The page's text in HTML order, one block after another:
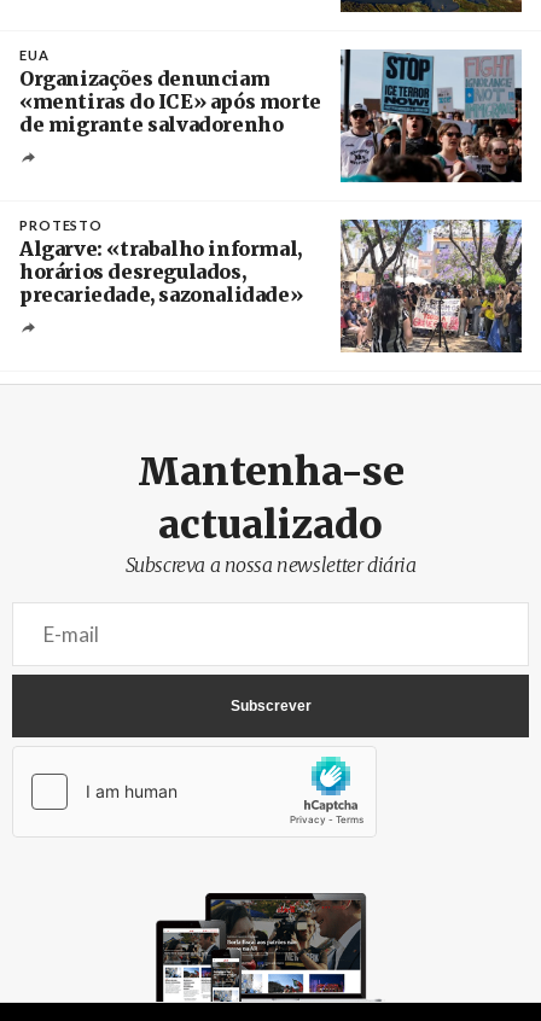
EUA
Organizações denunciam
«mentiras do ICE» após morte
de migrante salvadorenho
PROTESTO
Algarve: «trabalho informal,
horários desregulados,
precariedade, sazonalidade»
Mantenha-se
actualizado
Subscreva a nossa newsletter diária